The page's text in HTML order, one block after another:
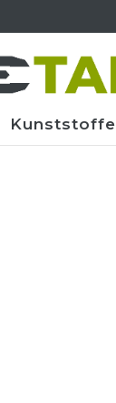
Kunststoffe